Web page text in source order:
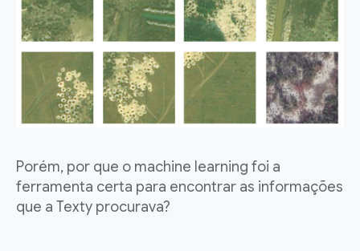
Porém, por que o machine learning foi a
ferramenta certa para encontrar as informações
que a Texty procurava?